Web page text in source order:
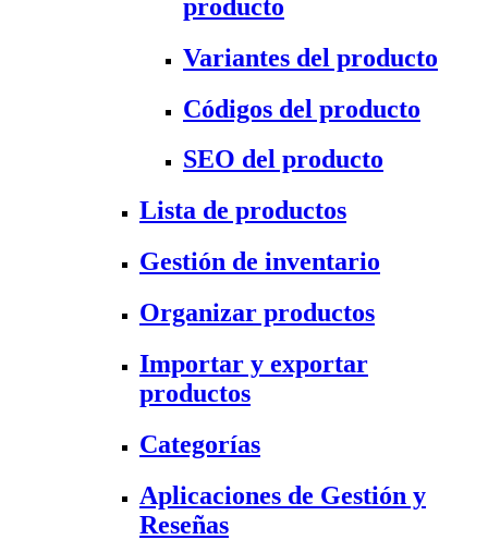
producto
Variantes del producto
Códigos del producto
SEO del producto
Lista de productos
Gestión de inventario
Organizar productos
Importar y exportar
productos
Categorías
Aplicaciones de Gestión y
Reseñas